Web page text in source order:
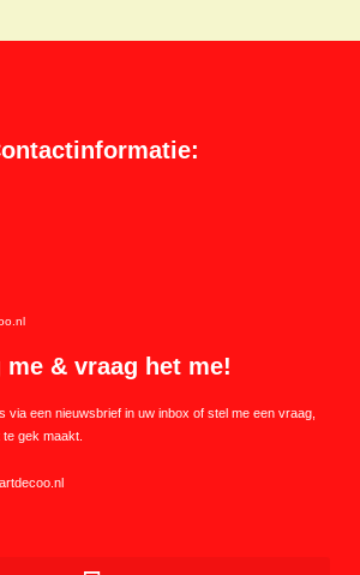
me & vraag het me!
via een nieuwsbrief in uw inbox of stel me een vraag,
gek maakt.